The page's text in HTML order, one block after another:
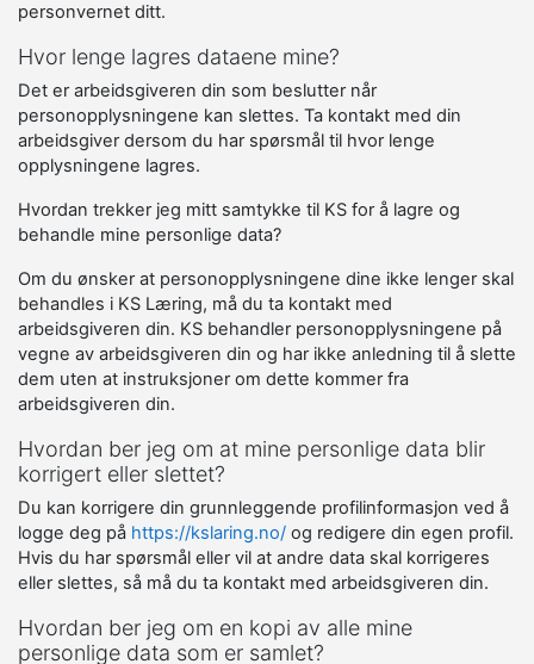
personvernet ditt.
Hvor lenge lagres dataene mine?
Det er arbeidsgiveren din som beslutter når
personopplysningene kan slettes. Ta kontakt med din
arbeidsgiver dersom du har spørsmål til hvor lenge
opplysningene lagres.
Hvordan trekker jeg mitt samtykke til KS for å lagre og
behandle mine personlige data?
Om du ønsker at personopplysningene dine ikke lenger skal
behandles i KS Læring, må du ta kontakt med
arbeidsgiveren din. KS behandler personopplysningene på
vegne av arbeidsgiveren din og har ikke anledning til å slette
dem uten at instruksjoner om dette kommer fra
arbeidsgiveren din.
Hvordan ber jeg om at mine personlige data blir
korrigert eller slettet?
Du kan korrigere din grunnleggende profilinformasjon ved å
logge deg på https://kslaring.no/ og redigere din egen profil.
Hvis du har spørsmål eller vil at andre data skal korrigeres
eller slettes, så må du ta kontakt med arbeidsgiveren din.
Hvordan ber jeg om en kopi av alle mine
personlige data som er samlet?